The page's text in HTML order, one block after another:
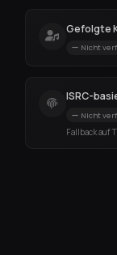
Gefolgte
Nicht
ISRC-
Nicht
Fallback auf